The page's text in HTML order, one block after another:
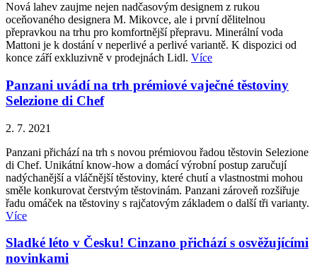
Nová lahev zaujme nejen nadčasovým designem z rukou
oceňovaného designera M. Mikovce, ale i první dělitelnou
přepravkou na trhu pro komfortnější přepravu. Minerální voda
Mattoni je k dostání v neperlivé a perlivé variantě. K dispozici od
konce září exkluzivně v prodejnách Lidl. Více
Panzani uvádí na trh prémiové vaječné těstoviny
Selezione di Chef
2. 7. 2021
Panzani přichází na trh s novou prémiovou řadou těstovin Selezione
di Chef. Unikátní know-how a domácí výrobní postup zaručují
nadýchanější a vláčnější těstoviny, které chutí a vlastnostmi mohou
směle konkurovat čerstvým těstovinám. Panzani zároveň rozšiřuje
řadu omáček na těstoviny s rajčatovým základem o další tři varianty.
Více
Sladké léto v Česku! Cinzano přichází s osvěžujícími
novinkami